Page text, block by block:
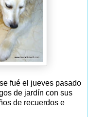
fué el jueves pasado
de jardín con sus
de recuerdos e